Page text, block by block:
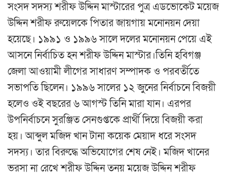
সংসদ সদস্য শরীফ উদ্দিন মাস্টারের পুত্র এডভোকেট ময়েজ
উদ্দিন শরীফ রুয়েলকে পিতার জায়গায় মনোনয়ন দেয়া
হয়েছে। ১৯৯১ ও ১৯৯৬ সালে দলের মনোনয়ন পেয়ে এই
আসনে নির্বাচিত হন শরীফ উদ্দিন মাস্টার।তিনি হবিগঞ্জ
জেলা আওয়ামী লীগের সাধারণ সম্পাদক ও পরবর্তীতে
সভাপতি ছিলেন। ১৯৯৬ সালের ১২ জুনের নির্বাচনে বিজয়ী
হলেও ওই বছরের ৬ আগস্ট তিনি মারা যান। এরপর
উপনির্বাচনে সুরঞ্জিত সেনগুপ্তকে প্রার্থী দিয়ে বিজয়ী করা
হয়। আব্দুল মজিদ খান টানা কয়েক মেয়াদ ধরে সংসদ
সদস্য। তার বিরুদ্ধে অভিযোগের শেষ নেই। মজিদ খানের
ভরসা না রেখে শরীফ উদ্দিন তনয় ময়েজ উদ্দিন শরীফ